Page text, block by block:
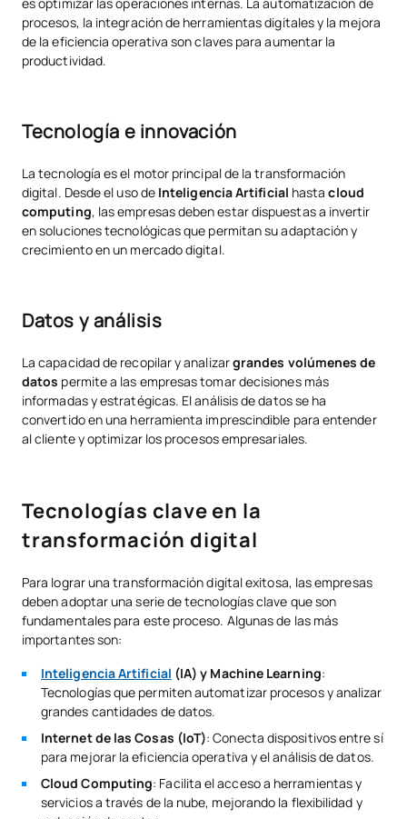
procesos, la integración de herramientas digitales y la mejora
de la eficiencia operativa son claves para aumentar la
productividad.
Tecnología e innovación
La tecnología es el motor principal de la transformación
digital. Desde el uso de Inteligencia Artificial hastacloud
computing, las empresas deben estar dispuestas a invertir
en soluciones tecnológicas que permitan su adaptación y
crecimiento en un mercado digital.
Datos y análisis
La capacidad de recopilar y analizargrandes volúmenes de
datos permite a las empresas tomar decisiones más
informadas y estratégicas. El análisis de datos se ha
convertido en una herramienta imprescindible para entender
al cliente y optimizar los procesos empresariales.
Tecnologías clave en la
transformación digital
Para lograr una transformación digital exitosa, las empresas
deben adoptar una serie de tecnologías clave que son
fundamentales para este proceso. Algunas de las más
importantes son:
Inteligencia Artificial (IA) y Machine Learning:
Tecnologías que permiten automatizar procesos y analizar
grandes cantidades de datos.
Internet de las Cosas (IoT): Conecta dispositivos entre sí
para mejorar la eficiencia operativa y el análisis de datos.
Cloud Computing: Facilita el acceso a herramientas y
servicios a través de la nube, mejorando la flexibilidad y